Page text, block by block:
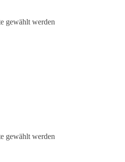
gewählt werden
gewählt werden